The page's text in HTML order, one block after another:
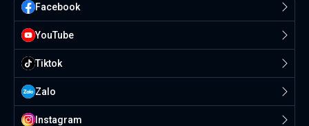
Facebook
YouTube
Tiktok
Zalo
Instagram